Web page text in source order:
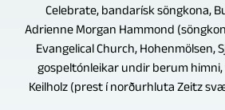
Celebrate, bandarísk söngkona,
Adrienne Morgan Hammond
Evangelical Church, Hohenmölsen,
gospeltónleikar undir berum
Keilholz (prest í norðurhluta Zeitz